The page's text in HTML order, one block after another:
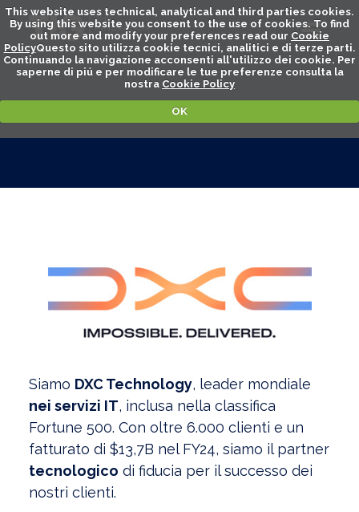
This website uses technical, analytical and third parties cookies.
By using this website you consent to the use of cookies. To find
out more and modify your preferences read our Cookie
PolicyQuesto sito utilizza cookie tecnici, analitici e di terze parti.
Continuando la navigazione acconsenti all'utilizzo dei cookie. Per
saperne di piú e per modificare le tue preferenze consulta la
nostra Cookie Policy
OK
Siamo DXC Technology, leader mondiale
nei servizi IT, inclusa nella classifica
Fortune 500. Con oltre 6.000 clienti e un
fatturato di $13,7B nel FY24, siamo il partner
tecnologico di fiducia per il successo dei
nostri clienti.